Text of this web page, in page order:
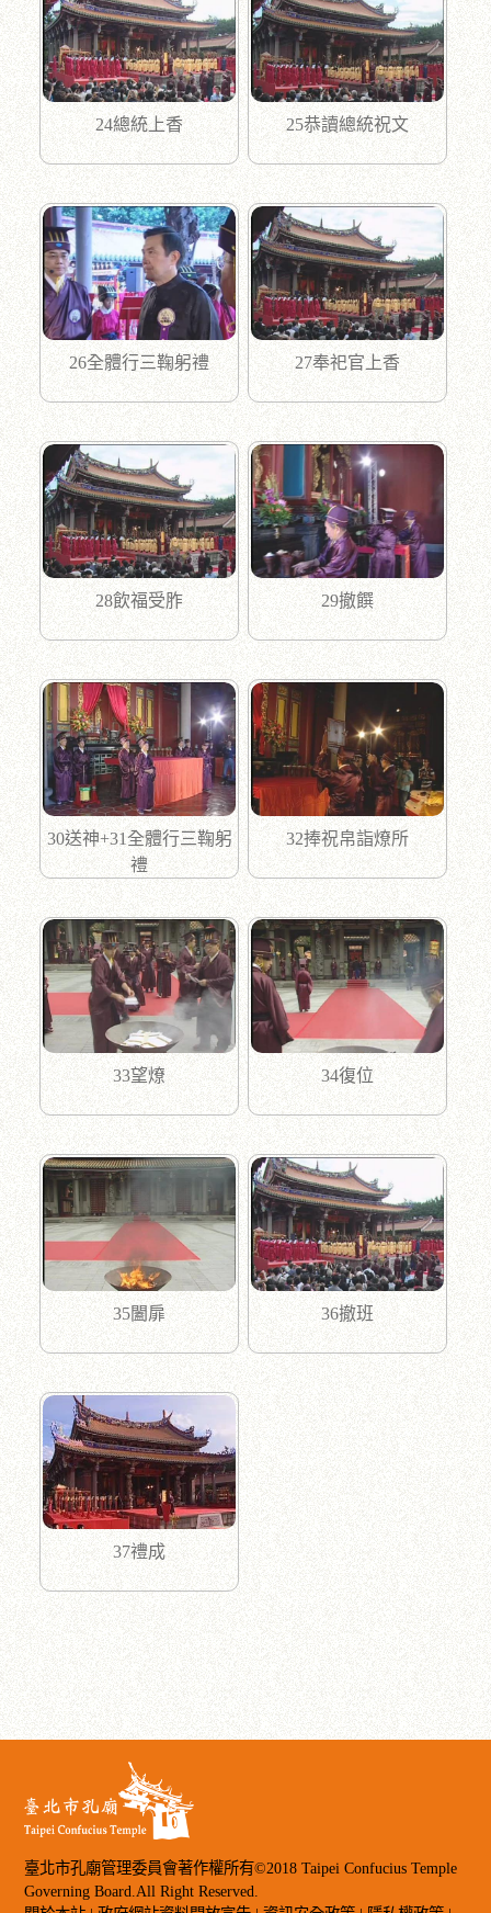
24總統上香 25恭讀總統祝文
26全體行三鞠躬禮 27奉祀官上香
28飲福受胙 29撤饌
30送神+31全體行三鞠躬
禮
32捧祝帛詣燎所
33望燎 34復位
35闔扉 36撤班
37禮成
臺北市孔廟管理委員會著作權所有©2018 Taipei Confucius Temple
Governing Board.All Right Reserved.